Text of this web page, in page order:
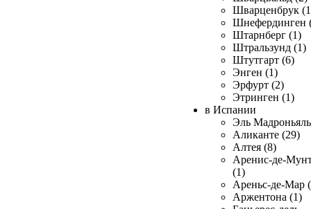
Шварценбрук
Шнефердинген
Штарнберг (1)
Штральзунд (1)
Штутгарт (6)
Энген (1)
Эрфурт (2)
Этринген (1)
в Испании
Эль
Аликанте (29)
Алтея (8)
Аренис-де-
(1)
Ареньс-де-Мар
Аржентона (1)